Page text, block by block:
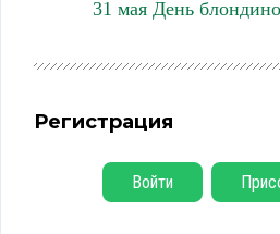
31 мая День
Регистрация
Войти